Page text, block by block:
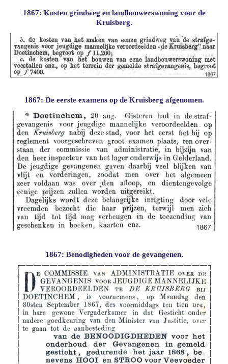
1867: Kosten grindweg en landbouwerswoning voor de
Kruisberg.
1867: De eerste examens op de Kruisberg afgenomen.
1867: Benodigheden voor de gevangenen.